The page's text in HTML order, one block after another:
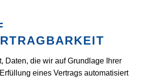
Daten, die wir auf Grundlage Ihrer
eines Vertrags automatisiert